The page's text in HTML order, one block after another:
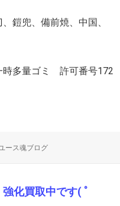
鎧兜、備前焼、中国、
多量ゴミ 許可番号172
ース魂ブログ
化買取中です( ﾟ